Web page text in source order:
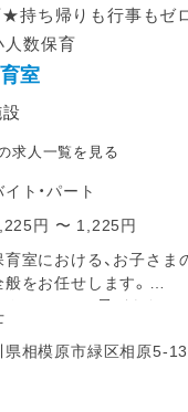
持ち帰りも行事もゼ
数保育
室
求人一覧を見る
ト・パート
円 〜 1,225円
育室における、お子さま
をお任せします。
さんとして、子どもたち
しく支えていただくお仕
降園時のお子さまの温
県相模原市緑区相原5-